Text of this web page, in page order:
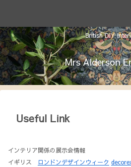
British DIY
Mrs Alderson
Useful Link
インテリア関係の展示会情報
イギリス
ロンドンデザインウィーク